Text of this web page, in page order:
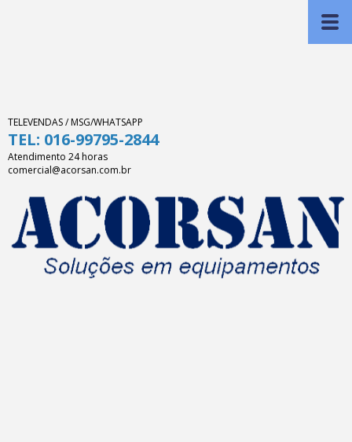
TELEVENDAS / MSG/WHATSAPP
TEL: 016-99795-2844
Atendimento 24 horas
comercial@acorsan.com.br